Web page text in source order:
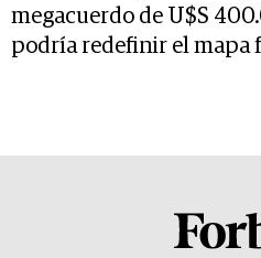
megacuerdo de U$S
podría redefinir el mapa